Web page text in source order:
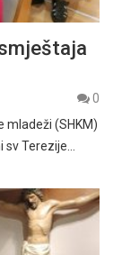
0
mladeži (SHKM)
Terezije…